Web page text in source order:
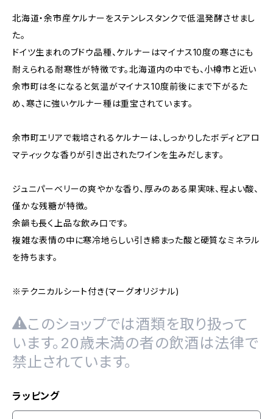
北海道・余市産ケルナーをステンレスタンクで低温発酵させまし
た。
ドイツ生まれのブドウ品種、ケルナーはマイナス10度の寒さにも
耐えられる耐寒性が特徴です。北海道内の中でも、小樽市と近い
余市町は冬になると気温がマイナス10度前後にまで下がるた
め、寒さに強いケルナー種は重宝されています。
余市町エリアで栽培されるケルナーは、しっかりしたボディとアロ
マティックな香りが引き出されたワインを生みだします。
ジュニパーベリーの爽やかな香り、厚みのある果実味、程よい酸、
僅かな残糖が特徴。
余韻も長く上品な飲み口です。
複雑な表情の中に寒冷地らしい引き締まった酸と硬質なミネラル
を持ちます。
※テクニカルシート付き(マーグオリジナル)
このショップでは酒類を取り扱って
います。20歳未満の者の飲酒は法律で
禁止されています。
ラッピング